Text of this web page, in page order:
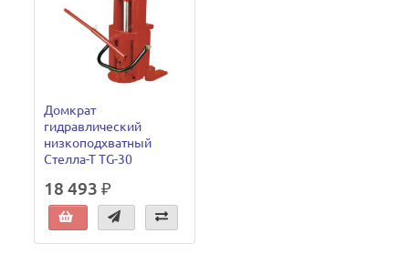
Домкрат
гидравлический
низкоподхватный
Стелла-Т TG-30
18 493 ₽